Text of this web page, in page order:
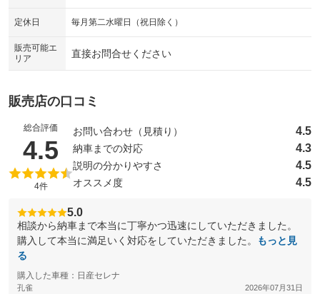
定休日 毎月第二水曜日（祝日除く）
販売可能エ
リア
直接お問合せください
販売店の口コミ
総合評価
4.5 （5点満点中）
4件
お問い合わせ（見積り） 4.5
納車までの対応 4.3
説明の分かりやすさ 4.5
オススメ度 4.5
5.0
相談から納車まで本当に丁寧かつ迅速にしていただきました。
購入して本当に満足いく対応をしていただきました。
もっと見
る
購入した車種：日産セレナ
孔雀 2026年07月31日